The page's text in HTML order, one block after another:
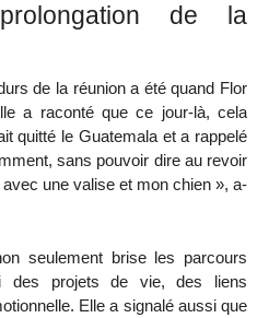
de la
de la réunion a été quand Flor
a raconté que ce jour-là, cela
quitté le Guatemala et a rappelé
sans pouvoir dire au revoir
une valise et mon chien », a-
seulement brise les parcours
des projets de vie, des liens
Elle a signalé aussi que